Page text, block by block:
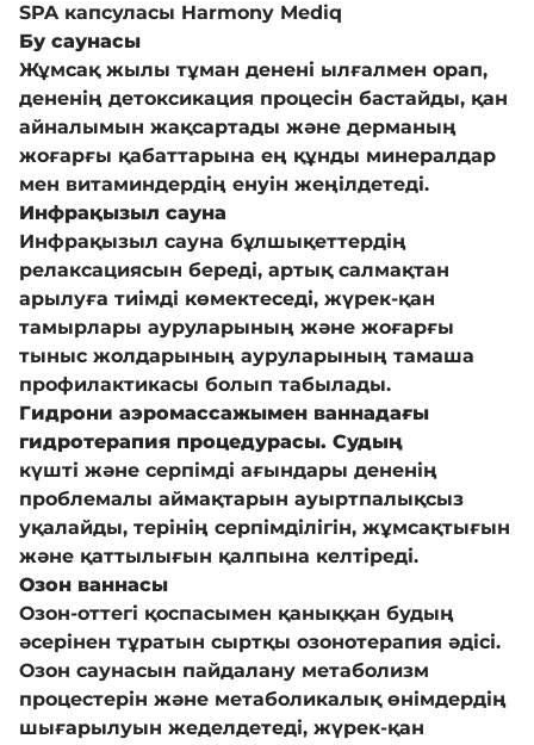
SPA капсуласы Harmony Mediq
Бу саунасы
Жұмсақ жылы тұман денені ылғалмен орап,
дененің детоксикация процесін бастайды, қан
айналымын жақсартады және дерманың
жоғарғы қабаттарына ең құнды минералдар
мен витаминдердің енуін жеңілдетеді.
Инфрақызыл сауна
Инфрақызыл сауна бұлшықеттердің
релаксациясын береді, артық салмақтан
арылуға тиімді көмектеседі, жүрек-қан
тамырлары ауруларының және жоғарғы
тыныс жолдарының ауруларының тамаша
профилактикасы болып табылады.
Гидрони аэромассажымен ваннадағы
гидротерапия процедурасы. Судың
күшті және серпімді ағындары дененің
проблемалы аймақтарын ауыртпалықсыз
уқалайды, терінің серпімділігін, жұмсақтығын
және қаттылығын қалпына келтіреді.
Озон ваннасы
Озон-оттегі қоспасымен қаныққан будың
әсерінен тұратын сыртқы озонотерапия әдісі.
Озон саунасын пайдалану метаболизм
процестерін және метаболикалық өнімдердің
шығарылуын жеделдетеді, жүрек-қан